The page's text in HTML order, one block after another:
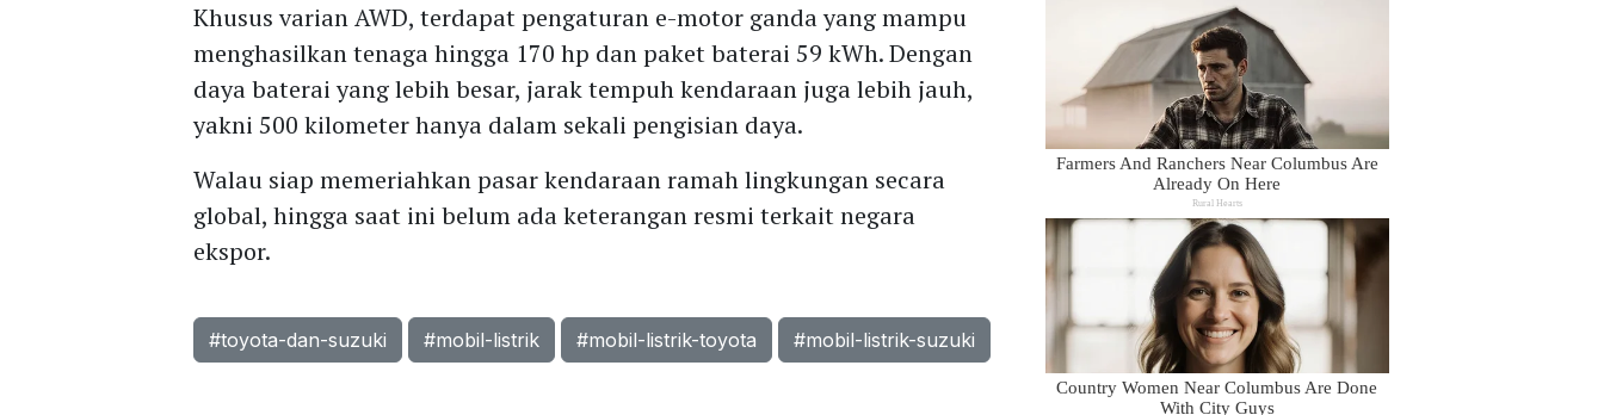
Khusus varian AWD, terdapat pengaturan e-motor ganda yang mampu
menghasilkan tenaga hingga 170 hp dan paket baterai 59 kWh. Dengan
daya baterai yang lebih besar, jarak tempuh kendaraan juga lebih jauh,
yakni 500 kilometer hanya dalam sekali pengisian daya.
Walau siap memeriahkan pasar kendaraan ramah lingkungan secara
global, hingga saat ini belum ada keterangan resmi terkait negara
ekspor.
#toyota-dan-suzuki #mobil-listrik #mobil-listrik-toyota #mobil-listrik-suzuki